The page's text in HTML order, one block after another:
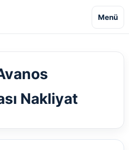
Menü
Nakliyat